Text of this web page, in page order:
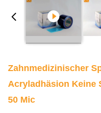
Zahnmedizinischer
Acryladhäsion Keine
50 Mic